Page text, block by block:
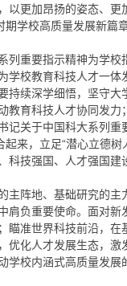
以更加昂扬的姿态、
学校高质量发展新篇章
列重要指示精神为学
学校教育科技人才一
持续深学细悟，坚守
教育科技人才协同发
记关于中国科大系列
来，立足“潜心立德
技强国、人才强国建
主阵地、基础研究的
负重要使命。面对新
瞄准世界科技前沿，
化人才发展生态，激
学校内涵式高质量发